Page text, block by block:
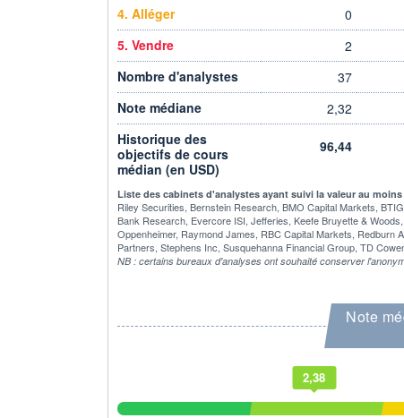
4. Alléger
0
5. Vendre
2
Nombre d'analystes
37
Note médiane
2,32
Historique des
objectifs de cours
médian (en USD)
96,44
Liste des cabinets d'analystes ayant suivi la valeur au
Riley Securities, Bernstein Research, BMO Capital Markets,
Bank Research, Evercore ISI, Jefferies, Keefe Bruyette &
Oppenheimer, Raymond James, RBC Capital Markets, Redburn
Partners, Stephens Inc, Susquehanna Financial Group, TD
NB : certains bureaux d'analyses ont souhaité conserver
Note
2,38